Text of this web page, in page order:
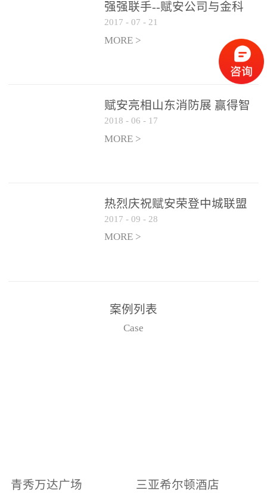
处理和特征提取分析，实
探测器系统主要由探测端
和监控端两大部分组成。
从监控主机上获取，最多
只能接6台，超过的需从现
场电源箱或集中电源上接
强强联手--赋安公司与金科
集团达成战略合作协议
2017 - 07 - 21
MORE >
赋安亮相山东消防展 赢得智
慧消防新荣耀
2018 - 06 - 17
MORE >
热烈庆祝赋安荣登中城联盟
联合采购战略合作平台
2017 - 09 - 28
MORE >
案例列表
Case
青秀万达广场 三亚希尔顿酒店